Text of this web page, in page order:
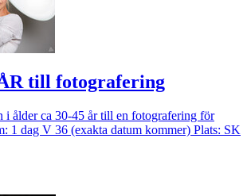
till fotografering
i ålder ca 30-45 år till en fotografering för
1 dag V 36 (exakta datum kommer) Plats: SK